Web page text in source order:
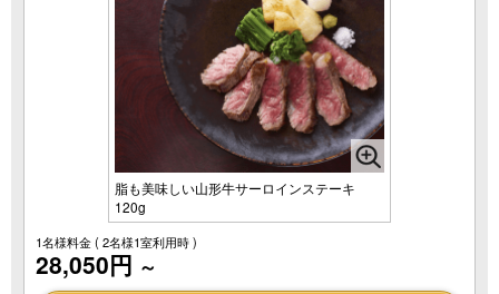
脂も美味しい山形牛サーロインステーキ
120g
1名様料金( 2名様1室利用時 )
28,050円 ～